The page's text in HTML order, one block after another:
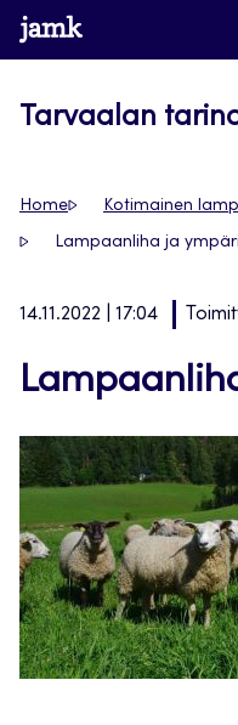
Siirry
suoraan
www.jamk.fi
Tarvaalan
Home Kotimainen
Lampaanliha ja
14.11.2022 | 17:04